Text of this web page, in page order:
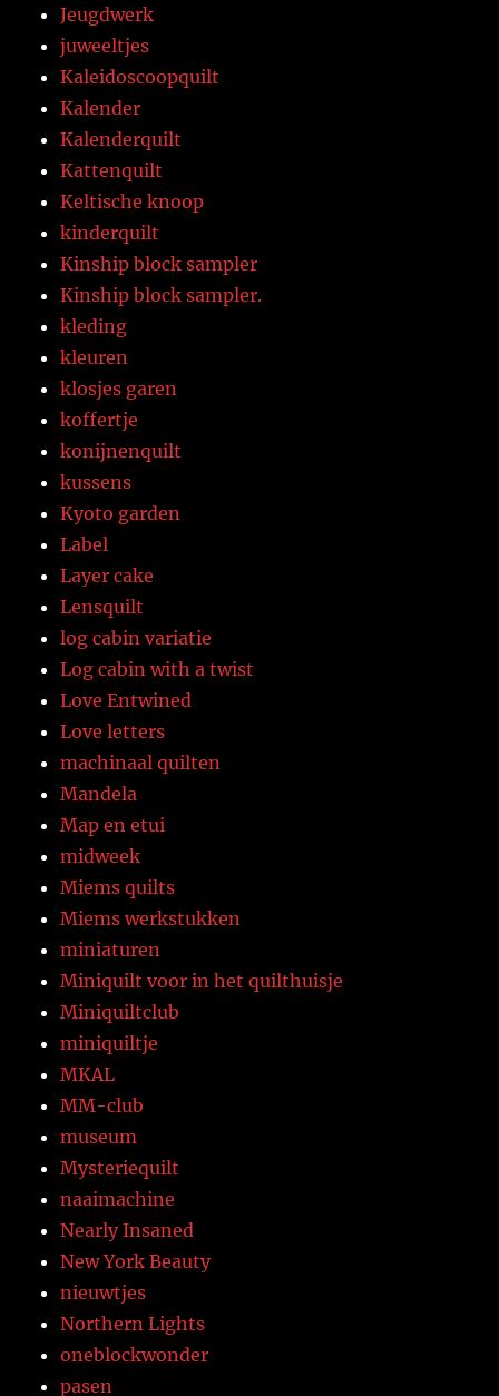
Jeugdwerk
juweeltjes
Kaleidoscoopquilt
Kalender
Kalenderquilt
Kattenquilt
Keltische knoop
kinderquilt
Kinship block sampler
Kinship block sampler.
kleding
kleuren
klosjes garen
koffertje
konijnenquilt
kussens
Kyoto garden
Label
Layer cake
Lensquilt
log cabin variatie
Log cabin with a twist
Love Entwined
Love letters
machinaal quilten
Mandela
Map en etui
midweek
Miems quilts
Miems werkstukken
miniaturen
Miniquilt voor in het quilthuisje
Miniquiltclub
miniquiltje
MKAL
MM-club
museum
Mysteriequilt
naaimachine
Nearly Insaned
New York Beauty
nieuwtjes
Northern Lights
oneblockwonder
pasen